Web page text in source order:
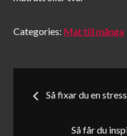
Categories: Mat till många
Så fixar du en
Så får du